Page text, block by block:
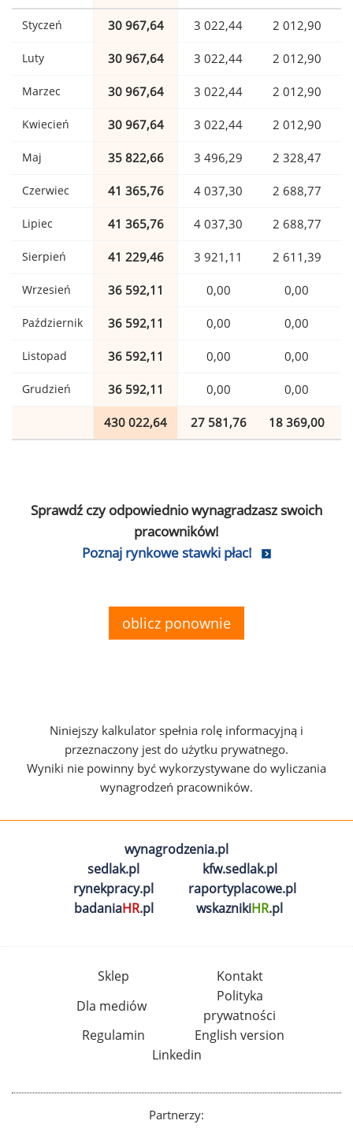
Styczeń 30 967,64 3 022,44 2 012,90
Luty 30 967,64 3 022,44 2 012,90
Marzec 30 967,64 3 022,44 2 012,90
Kwiecień 30 967,64 3 022,44 2 012,90
Maj 35 822,66 3 496,29 2 328,47
Czerwiec 41 365,76 4 037,30 2 688,77
Lipiec 41 365,76 4 037,30 2 688,77
Sierpień 41 229,46 3 921,11 2 611,39
Wrzesień 36 592,11 0,00 0,00
Październik 36 592,11 0,00 0,00
Listopad 36 592,11 0,00 0,00
Grudzień 36 592,11 0,00 0,00
430 022,64 27 581,76 18 369,00
Sprawdź czy odpowiednio wynagradzasz swoich
pracowników!
Poznaj rynkowe stawki płac!
oblicz ponownie
Niniejszy kalkulator spełnia rolę informacyjną i
przeznaczony jest do użytku prywatnego.
Wyniki nie powinny być wykorzystywane do wyliczania
wynagrodzeń pracowników.
wynagrodzenia.pl
sedlak.pl
kfw.sedlak.pl
rynekpracy.pl
raportyplacowe.pl
badaniaHR.pl wskaznikiHR.pl
Sklep
Kontakt
Dla mediów
Polityka
prywatności
Regulamin
English version
Linkedin
Partnerzy: